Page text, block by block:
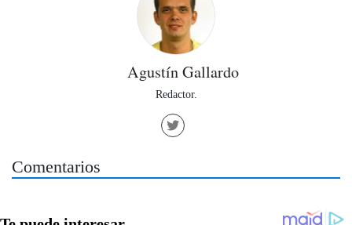
Agustín Gallardo
Redactor.
Comentarios